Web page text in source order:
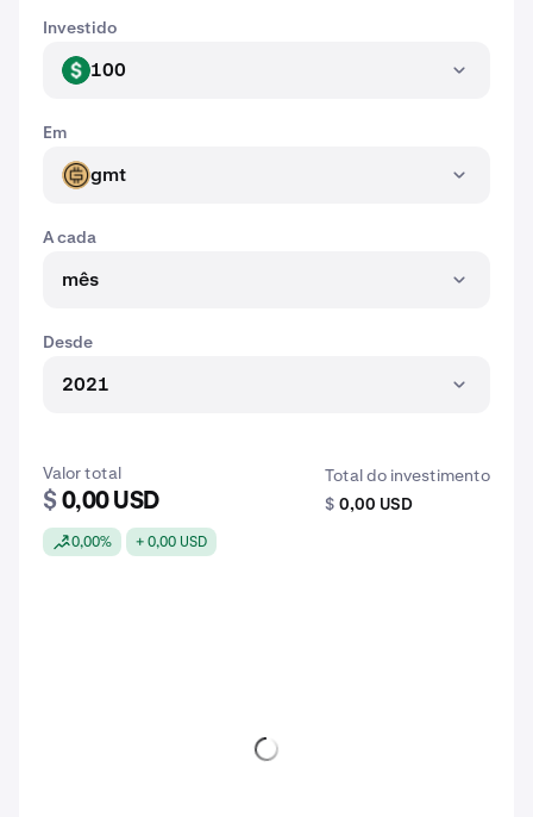
Investido
USD 100
Em
GMT gmt
A cada
mês
Desde
2021
Valor total
$ 0,00 USD
0,00% + 0,00 USD
Total do investimento
$ 0,00 USD